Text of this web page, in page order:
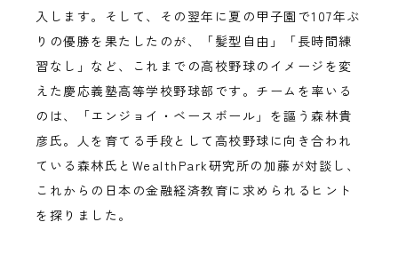
入します。そして、その翌年に夏の甲子園で107年ぶ
りの優勝を果たしたのが、「髪型自由」「長時間練
習なし」など、これまでの高校野球のイメージを変
えた慶応義塾高等学校野球部です。チームを率いる
のは、「エンジョイ・ベースボール」を謳う森林貴
彦氏。人を育てる手段として高校野球に向き合われ
ている森林氏とWealthPark研究所の加藤が対談し、
これからの日本の金融経済教育に求められるヒント
を探りました。